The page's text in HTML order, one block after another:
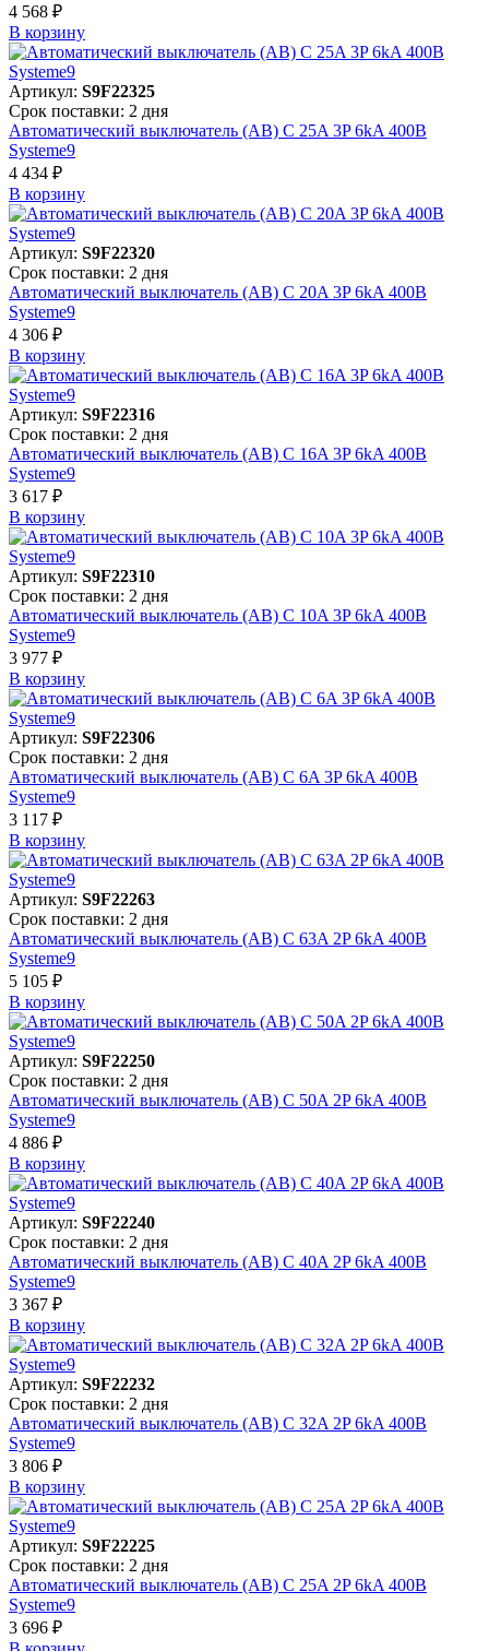
4 568 ₽
В корзинy
Артикул: S9F22325
Срок поставки: 2 дня
Автоматический выключатель (АВ) C 25A 3P 6kA 400В
Systeme9
4 434 ₽
В корзинy
Артикул: S9F22320
Срок поставки: 2 дня
Автоматический выключатель (АВ) C 20A 3P 6kA 400В
Systeme9
4 306 ₽
В корзинy
Артикул: S9F22316
Срок поставки: 2 дня
Автоматический выключатель (АВ) C 16A 3P 6kA 400В
Systeme9
3 617 ₽
В корзинy
Артикул: S9F22310
Срок поставки: 2 дня
Автоматический выключатель (АВ) C 10A 3P 6kA 400В
Systeme9
3 977 ₽
В корзинy
Артикул: S9F22306
Срок поставки: 2 дня
Автоматический выключатель (АВ) C 6A 3P 6kA 400В
Systeme9
3 117 ₽
В корзинy
Артикул: S9F22263
Срок поставки: 2 дня
Автоматический выключатель (АВ) C 63A 2P 6kA 400В
Systeme9
5 105 ₽
В корзинy
Артикул: S9F22250
Срок поставки: 2 дня
Автоматический выключатель (АВ) C 50A 2P 6kA 400В
Systeme9
4 886 ₽
В корзинy
Артикул: S9F22240
Срок поставки: 2 дня
Автоматический выключатель (АВ) C 40A 2P 6kA 400В
Systeme9
3 367 ₽
В корзинy
Артикул: S9F22232
Срок поставки: 2 дня
Автоматический выключатель (АВ) C 32A 2P 6kA 400В
Systeme9
3 806 ₽
В корзинy
Артикул: S9F22225
Срок поставки: 2 дня
Автоматический выключатель (АВ) C 25A 2P 6kA 400В
Systeme9
3 696 ₽